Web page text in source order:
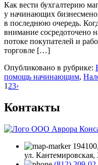
Как вести бухгалтерию
у начинающих
в последнюю очередь.
внимание сосредоточено
потоке покупателей и
торговле […]
Опубликовано в рубрике:
помощь начинающим,
Навигация
по
записям
1 23›
Контакты
ул.